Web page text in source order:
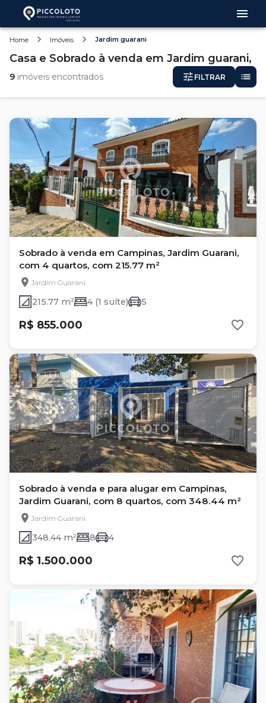
Home Imóveis Jardim guarani
Casa e Sobrado à venda em Jardim guarani,
9 imóveis encontrados FILTRAR
Sobrado à venda em Campinas, Jardim Guarani,
com 4 quartos, com 215.77 m²
Jardim Guarani
215.77 m² 4 (1 suíte) 5
R$ 855.000
Sobrado à venda e para alugar em Campinas,
Jardim Guarani, com 8 quartos, com 348.44 m²
Jardim Guarani
348.44 m² 8 4
R$ 1.500.000